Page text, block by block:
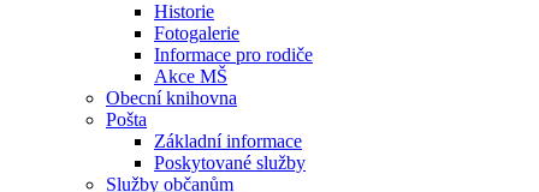
Historie
Fotogalerie
Informace pro rodiče
Akce MŠ
Obecní knihovna
Pošta
Základní informace
Poskytované služby
Služby občanům